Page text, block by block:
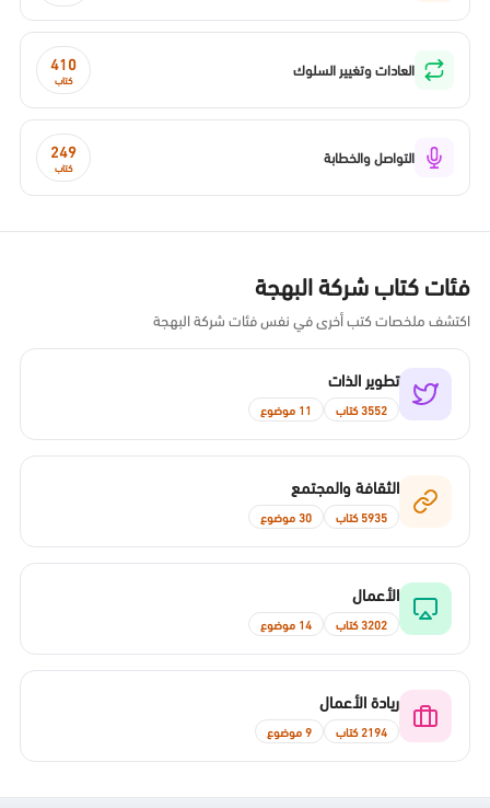
العادات وتغيير السلوك 410
كتاب
التواصل والخطابة 249
كتاب
فئات كتاب شركة البهجة
اكتشف ملخصات كتب أخرى في نفس فئات شركة البهجة
تطوير الذات
3552 كتاب 11 موضوع
الثقافة والمجتمع
5935 كتاب 30 موضوع
الأعمال
3202 كتاب 14 موضوع
ريادة الأعمال
2194 كتاب 9 موضوع